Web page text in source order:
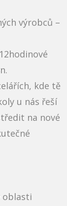
výrobců –
kde tě
u nás řeší
na nové
oblasti